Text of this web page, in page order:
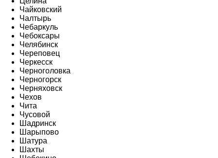
Чайковский
Чалтырь
Чебаркуль
Чебоксары
Челябинск
Череповец
Черкесск
Черноголовка
Черногорск
Черняховск
Чехов
Чита
Чусовой
Шадринск
Шарыпово
Шатура
Шахты